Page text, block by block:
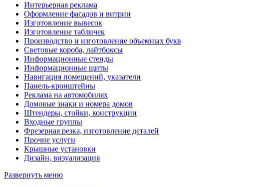
Интерьерная реклама
Оформление фасадов и витрин
Изготовление вывесок
Изготовление табличек
Производство и изготовление объемных букв
Световые короба, лайтбоксы
Информационные стенды
Информационные щиты
Навигация помещений, указатели
Панель-кронштейны
Реклама на автомобилях
Домовые знаки и номера домов
Штендеры, стойки, конструкции
Входные группы
Фрезерная резка, изготовление деталей
Прочие услуги
Крышные установки
Дизайн, визуализация
Развернуть меню